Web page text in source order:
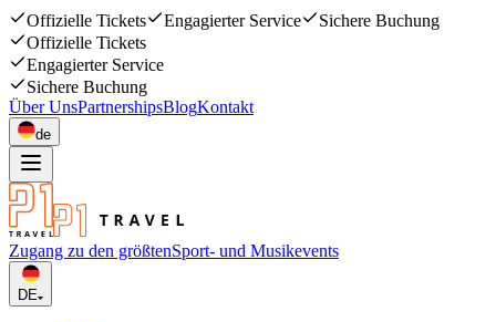
Offizielle Tickets Engagierter Service
Sichere Buchung
Offizielle Tickets
Engagierter Service
Sichere Buchung
Über UnsPartnershipsBlogKontakt
de
Zugang zu den größtenSport- und Musikevents
DE